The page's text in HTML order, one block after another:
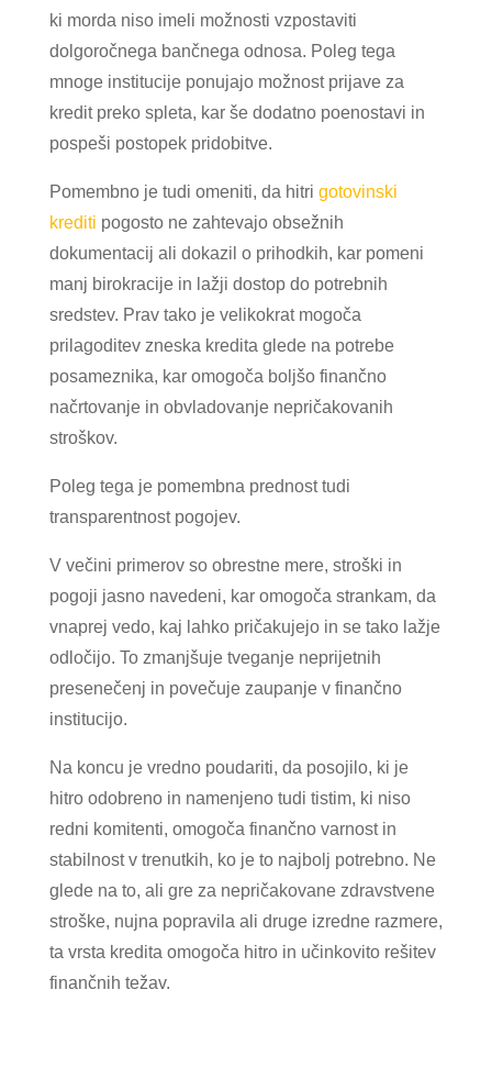
ki morda niso imeli možnosti vzpostaviti
dolgoročnega bančnega odnosa. Poleg tega
mnoge institucije ponujajo možnost prijave za
kredit preko spleta, kar še dodatno poenostavi in
pospeši postopek pridobitve.
Pomembno je tudi omeniti, da hitri gotovinski
krediti pogosto ne zahtevajo obsežnih
dokumentacij ali dokazil o prihodkih, kar pomeni
manj birokracije in lažji dostop do potrebnih
sredstev. Prav tako je velikokrat mogoča
prilagoditev zneska kredita glede na potrebe
posameznika, kar omogoča boljšo finančno
načrtovanje in obvladovanje nepričakovanih
stroškov.
Poleg tega je pomembna prednost tudi
transparentnost pogojev.
V večini primerov so obrestne mere, stroški in
pogoji jasno navedeni, kar omogoča strankam, da
vnaprej vedo, kaj lahko pričakujejo in se tako lažje
odločijo. To zmanjšuje tveganje neprijetnih
presenečenj in povečuje zaupanje v finančno
institucijo.
Na koncu je vredno poudariti, da posojilo, ki je
hitro odobreno in namenjeno tudi tistim, ki niso
redni komitenti, omogoča finančno varnost in
stabilnost v trenutkih, ko je to najbolj potrebno. Ne
glede na to, ali gre za nepričakovane zdravstvene
stroške, nujna popravila ali druge izredne razmere,
ta vrsta kredita omogoča hitro in učinkovito rešitev
finančnih težav.